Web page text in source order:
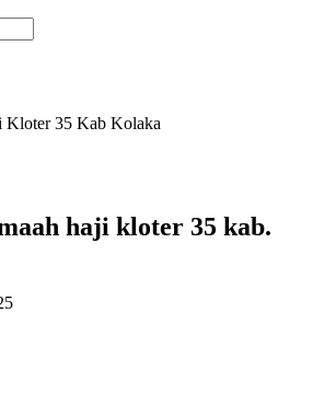
Kloter 35 Kab Kolaka
haji kloter 35 kab.